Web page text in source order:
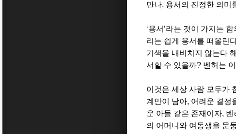
만나, 용서의 진정한 의미
‘용서 ’라는 것이 가지는
리는 쉽게 용서를 떠올린
기색을 내비치지 않는다
서할 수 있을까? 벤허는
이것은 세상 사람 모두가
계만이 남아, 어려운 결정
운 아들 같은 존재이자, 벤
의 어머니와 여동생을 문